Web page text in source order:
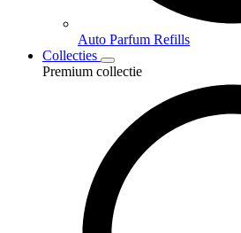
Auto Parfum Refills
Collecties
Premium collectie